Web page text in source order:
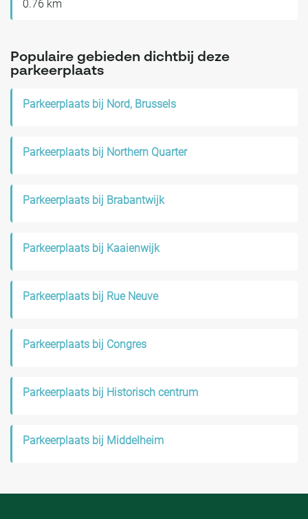
0.76 km
Populaire gebieden dichtbij deze
parkeerplaats
Parkeerplaats bij Nord, Brussels
Parkeerplaats bij Northern Quarter
Parkeerplaats bij Brabantwijk
Parkeerplaats bij Kaaienwijk
Parkeerplaats bij Rue Neuve
Parkeerplaats bij Congres
Parkeerplaats bij Historisch centrum
Parkeerplaats bij Middelheim